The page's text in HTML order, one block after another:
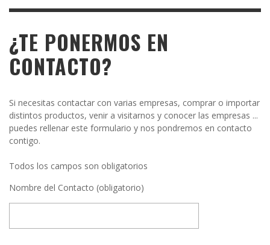
¿TE PONERMOS EN
CONTACTO?
Si necesitas contactar con varias empresas, comprar o importar
distintos productos, venir a visitarnos y conocer las empresas ...
puedes rellenar este formulario y nos pondremos en contacto
contigo.
Todos los campos son obligatorios
Nombre del Contacto (obligatorio)